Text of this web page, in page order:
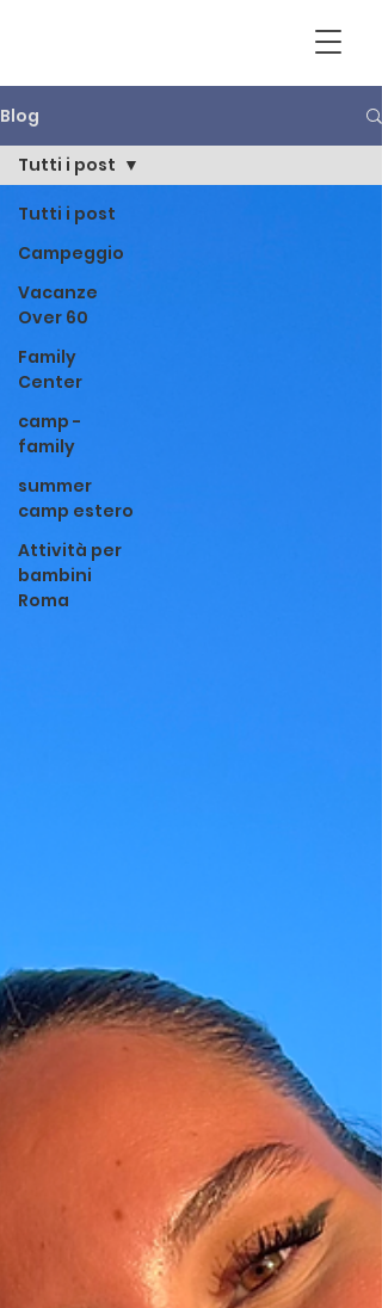
Blog
Tutti i post
Campeggio
Vacanze
Over 60
Family
Center
camp -
family
summer
camp estero
Attività per
bambini
Roma
Tutti i post